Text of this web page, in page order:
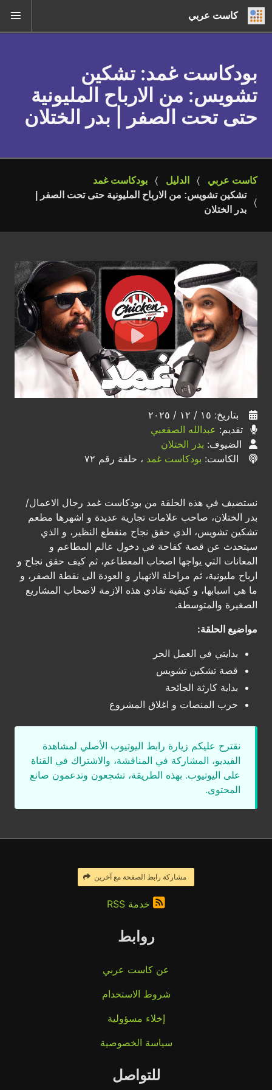
كاست عربي
بودكاست غمد: تشكين
تشويس: من الارباح المليونية
حتى تحت الصفر | بدر الختلان
كاست عربي الدليل
بودكاست غمد
تشكين تشويس: من الارباح المليونية حتى تحت الصفر |
بدر الختلان
بتاريخ: ١٥ / ١٢ / ٢٠٢٥
تقديم: عبدالله الصقعبي
الضيوف: بدر الختلان
الكاست: بودكاست غمد ، حلقة رقم ٧٢
نستضيف في هذه الحلقة من بودكاست غمد رجال الاعمال/
بدر الختلان، صاحب علامات تجارية عديدة و اشهرها مطعم
تشكين تشويس، الذي حقق نجاح منقطع النظير، و الذي
سيتحدث عن قصة كفاحة في دخول عالم المطاعم و
المعانات التي يواجها اصحاب المعطاعم، ثم كيف حقق نجاح و
ارباح مليونية، ثم مراحلة الانهيار و العودة الى نقطة الصفر، و
ما هي اسبابها، و كيفية تفادي هذه الازمة لاصحاب المشاريع
الصغيرة والمتوسطة.
مواضيع الحلقة:
بدايتي في العمل الحر
قصة تشكين تشويس
بداية كارثة الجائحة
حرب المنصات و اغلاق المشروع
نقترح عليكم زيارة رابط اليوتيوب الأصلي لمشاهدة
الفيديو، المشاركة في المناقشة، والاشتراك في القناة
على اليوتيوب. بهذه الطريقة، تشجعون وتدعمون صانع
المحتوى.
مشاركة رابط الصفحة مع آخرين
خدمة RSS
روابط
عن كاست عربي
شروط الاستخدام
إخلاء مسؤولية
سياسة الخصوصية
للتواصل